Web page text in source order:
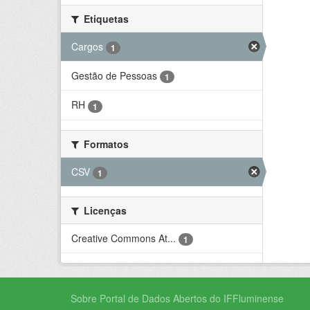
Etiquetas
Cargos
1
Gestão de Pessoas 1
RH 1
Formatos
CSV
1
Licenças
Creative Commons At...
1
Sobre Portal de Dados Abertos do IFFluminense